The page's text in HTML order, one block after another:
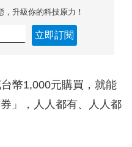
升級你的科技原力！
立即訂閱
幣1,000元購買，就能
」，人人都有、人人都